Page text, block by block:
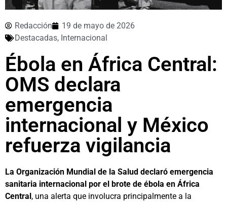
Redacción
19 de mayo de 2026
Destacadas, Internacional
Ébola en África Central:
OMS declara
emergencia
internacional y México
refuerza vigilancia
La Organización Mundial de la Salud declaró emergencia
sanitaria internacional por el brote de ébola en África
Central , una alerta que involucra principalmente a la